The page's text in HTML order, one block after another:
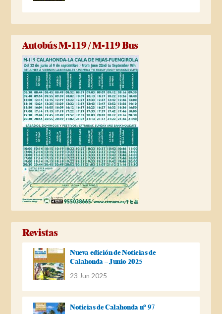
Autobús M-119 / M-119 Bus
Revistas
Nueva edición de Noticias de
Calahonda – Junio 2025
23 Jun 2025
Noticias de Calahonda nº 97